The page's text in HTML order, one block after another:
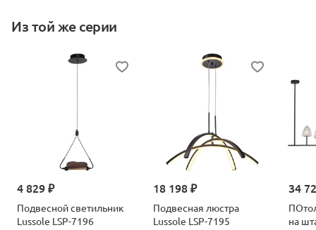
Из той же серии
4 829 ₽
Подвесной светильник
Lussole LSP-7196
18 198 ₽
Подвесная люстра
Lussole LSP-7195
34
на